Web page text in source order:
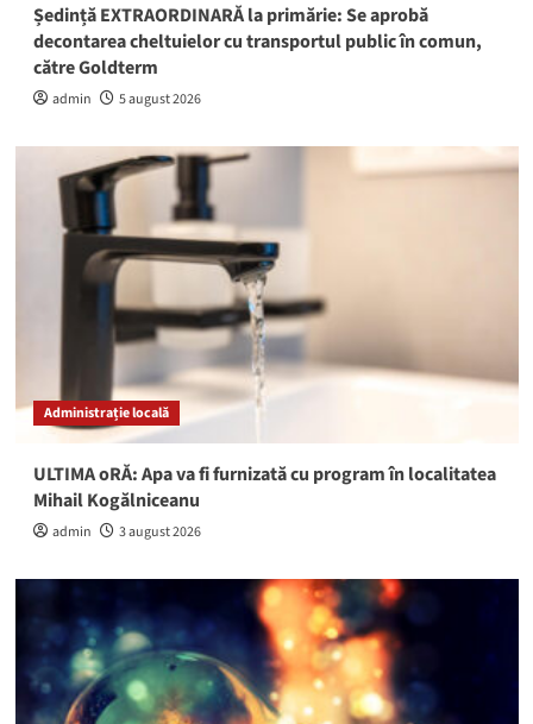
Ședință EXTRAORDINARĂ la primărie: Se aprobă
decontarea cheltuielor cu transportul public în comun,
către Goldterm
admin 5 august 2026
Administrație locală
ULTIMA oRĂ: Apa va fi furnizată cu program în localitatea
Mihail Kogălniceanu
admin 3 august 2026